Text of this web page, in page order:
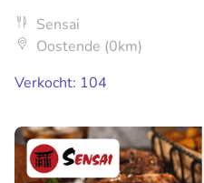
Sensai
Oostende (0km)
Verkocht: 104